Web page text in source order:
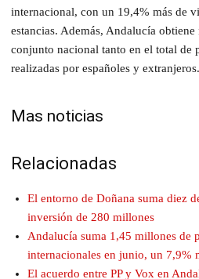
internacional, con un 19,4% más de
estancias. Además, Andalucía
conjunto nacional tanto en el total de
realizadas por españoles y extranjeros.
Mas noticias
Relacionadas
El entorno de Doñana suma diez
inversión de 280 millones
Andalucía suma 1,45 millones de
internacionales en junio, un 7,9%
El acuerdo entre PP y Vox en